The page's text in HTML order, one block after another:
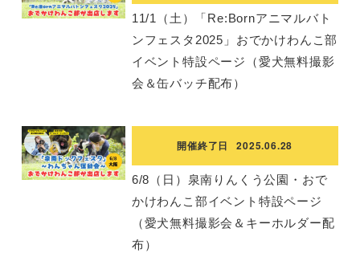
11/1（土）「Re:Bornアニマルバト
ンフェスタ2025」おでかけわんこ部
イベント特設ページ（愛犬無料撮影
会＆缶バッチ配布）
開催終了日 2025.06.28
6/8（日）泉南りんくう公園・おで
かけわんこ部イベント特設ページ
（愛犬無料撮影会＆キーホルダー配
布）